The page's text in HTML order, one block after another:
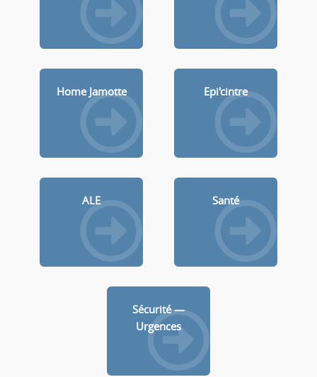
Home Jamotte Epi'cintre
ALE Santé
Sécurité —
Urgences